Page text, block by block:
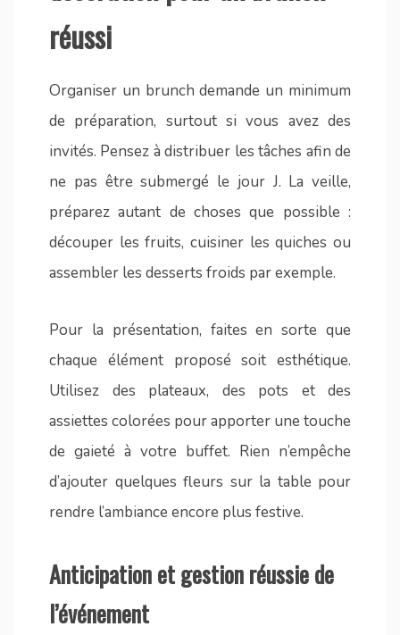
réussi
Organiser un brunch demande un minimum
de préparation, surtout si vous avez des
invités. Pensez à distribuer les tâches afin de
ne pas être submergé le jour J. La veille,
préparez autant de choses que possible :
découper les fruits, cuisiner les quiches ou
assembler les desserts froids par exemple.
Pour la présentation, faites en sorte que
chaque élément proposé soit esthétique.
Utilisez des plateaux, des pots et des
assiettes colorées pour apporter une touche
de gaieté à votre buffet. Rien n’empêche
d’ajouter quelques fleurs sur la table pour
rendre l’ambiance encore plus festive.
Anticipation et gestion réussie de
l’événement